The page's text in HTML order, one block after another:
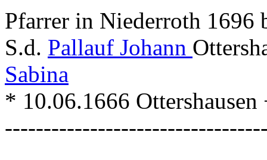
Pfarrer in Niederroth 1696
S.d. Pallauf Johann
Sabina
* 10.06.1666